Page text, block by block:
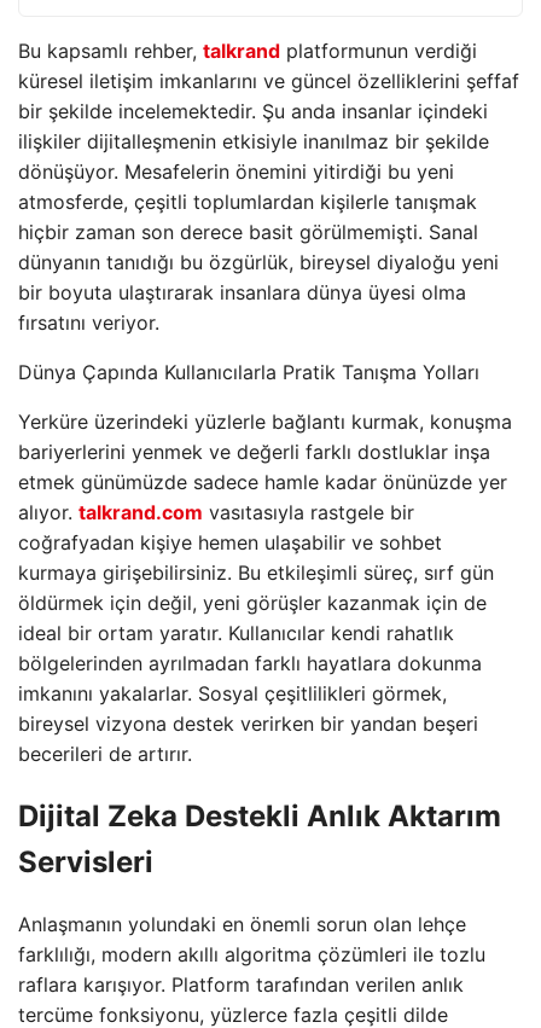
Bu kapsamlı rehber, talkrand platformunun verdiği
küresel iletişim imkanlarını ve güncel özelliklerini şeffaf
bir şekilde incelemektedir. Şu anda insanlar içindeki
ilişkiler dijitalleşmenin etkisiyle inanılmaz bir şekilde
dönüşüyor. Mesafelerin önemini yitirdiği bu yeni
atmosferde, çeşitli toplumlardan kişilerle tanışmak
hiçbir zaman son derece basit görülmemişti. Sanal
dünyanın tanıdığı bu özgürlük, bireysel diyaloğu yeni
bir boyuta ulaştırarak insanlara dünya üyesi olma
fırsatını veriyor.
Dünya Çapında Kullanıcılarla Pratik Tanışma Yolları
Yerküre üzerindeki yüzlerle bağlantı kurmak, konuşma
bariyerlerini yenmek ve değerli farklı dostluklar inşa
etmek günümüzde sadece hamle kadar önünüzde yer
alıyor. talkrand.com vasıtasıyla rastgele bir
coğrafyadan kişiye hemen ulaşabilir ve sohbet
kurmaya girişebilirsiniz. Bu etkileşimli süreç, sırf gün
öldürmek için değil, yeni görüşler kazanmak için de
ideal bir ortam yaratır. Kullanıcılar kendi rahatlık
bölgelerinden ayrılmadan farklı hayatlara dokunma
imkanını yakalarlar. Sosyal çeşitlilikleri görmek,
bireysel vizyona destek verirken bir yandan beşeri
becerileri de artırır.
Dijital Zeka Destekli Anlık Aktarım
Servisleri
Anlaşmanın yolundaki en önemli sorun olan lehçe
farklılığı, modern akıllı algoritma çözümleri ile tozlu
raflara karışıyor. Platform tarafından verilen anlık
tercüme fonksiyonu, yüzlerce fazla çeşitli dilde